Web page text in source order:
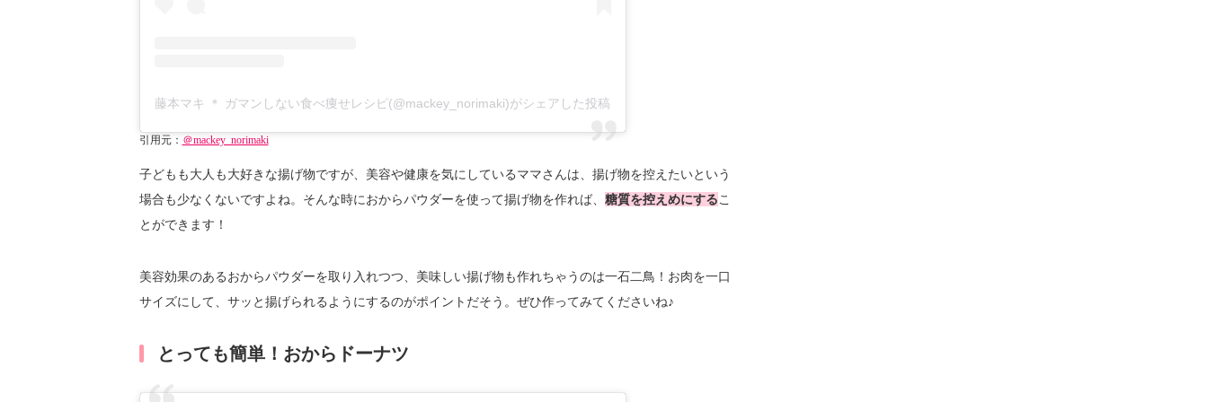
藤本マキ ＊ ガマンしない食べ痩せレシピ(@mackey_norimaki)がシェアした投稿
引用元： ＠mackey_norimaki
子どもも大人も大好きな揚げ物ですが、美容や健康を気にしているママさんは、揚げ物を控えたいという
場合も少なくないですよね。そんな時におからパウダーを使って揚げ物を作れば、 糖質を控えめにするこ
とができます！
美容効果のあるおからパウダーを取り入れつつ、美味しい揚げ物も作れちゃうのは一石二鳥！お肉を一口
サイズにして、サッと揚げられるようにするのがポイントだそう。ぜひ作ってみてくださいね♪
とっても簡単！おからドーナツ